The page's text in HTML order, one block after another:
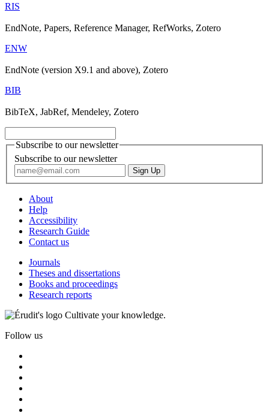
RIS
EndNote, Papers, Reference Manager, RefWorks, Zotero
ENW
EndNote (version X9.1 and above), Zotero
BIB
BibTeX, JabRef, Mendeley, Zotero
Subscribe to our newsletter
Subscribe to our newsletter
About
Help
Accessibility
Research Guide
Contact us
Journals
Theses and dissertations
Books and proceedings
Research reports
Cultivate your knowledge.
Follow us